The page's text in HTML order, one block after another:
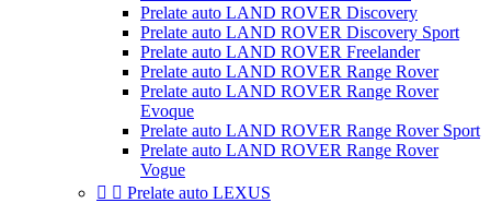
Prelate auto LAND ROVER Discovery
Prelate auto LAND ROVER Discovery Sport
Prelate auto LAND ROVER Freelander
Prelate auto LAND ROVER Range Rover
Prelate auto LAND ROVER Range Rover
Evoque
Prelate auto LAND ROVER Range Rover Sport
Prelate auto LAND ROVER Range Rover
Vogue
  Prelate auto LEXUS